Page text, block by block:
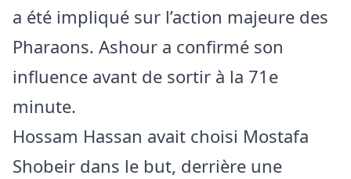
a été impliqué sur l’action majeure des
Pharaons. Ashour a confirmé son
influence avant de sortir à la 71e
minute.
Hossam Hassan avait choisi Mostafa
Shobeir dans le but, derrière une